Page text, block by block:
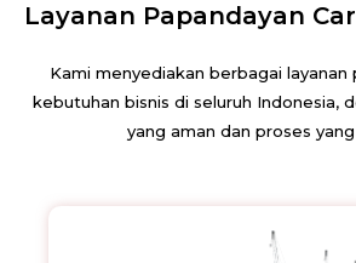
Layanan Papandayan
Kami menyediakan berbagai layanan
kebutuhan bisnis di seluruh Indonesia,
yang aman dan proses